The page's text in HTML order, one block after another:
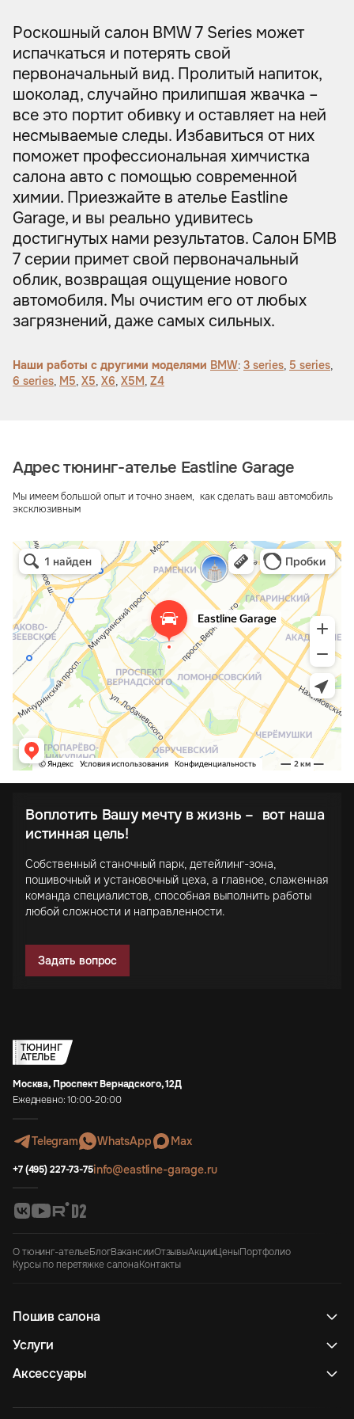
Роскошный салон BMW 7 Series может
испачкаться и потерять свой
первоначальный вид. Пролитый напиток,
шоколад, случайно прилипшая жвачка –
все это портит обивку и оставляет на ней
несмываемые следы. Избавиться от них
поможет профессиональная химчистка
салона авто с помощью современной
химии. Приезжайте в ателье Eastline
Garage, и вы реально удивитесь
достигнутых нами результатов. Салон БМВ
7 серии примет свой первоначальный
облик, возвращая ощущение нового
автомобиля. Мы очистим его от любых
загрязнений, даже самых сильных.
Наши работы с другими моделями BMW: 3 series, 5 series,
6 series, M5, X5, X6, X5M, Z4
Адрес тюнинг-ателье Eastline Garage
Мы имеем большой опыт и точно знаем, как сделать ваш автомобиль
эксклюзивным
Воплотить Вашу мечту в жизнь – вот наша
истинная цель!
Собственный станочный парк, детейлинг-зона,
пошивочный и установочный цеха, а главное, слаженная
команда специалистов, способная выполнить работы
любой сложности и направленности.
Задать вопрос
ТЮНИНГ
АТЕЛЬЕ
Москва, Проспект Вернадского, 12Д
Ежедневно: 10:00-20:00
Telegram WhatsApp Max
+7 (495) 227-73-75info@eastline-garage.ru
О тюнинг-ательеБлогВакансииОтзывыАкцииЦеныПортфолио
Курсы по перетяжке салонаКонтакты
Пошив салона
Услуги
Аксессуары